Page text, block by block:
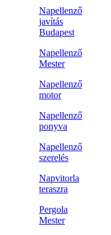
Napellenző
javítás
Budapest
Napellenző
Mester
Napellenző
motor
Napellenző
ponyva
Napellenző
szerelés
Napvitorla
teraszra
Pergola
Mester